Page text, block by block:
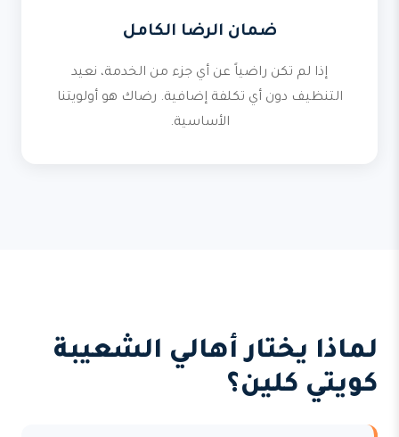
ضمان الرضا الكامل
إذا لم تكن راضياً عن أي جزء من الخدمة، نعيد
التنظيف دون أي تكلفة إضافية. رضاك هو أولويتنا
الأساسية.
لماذا يختار أهالي الشعيبة
كويتي كلين؟